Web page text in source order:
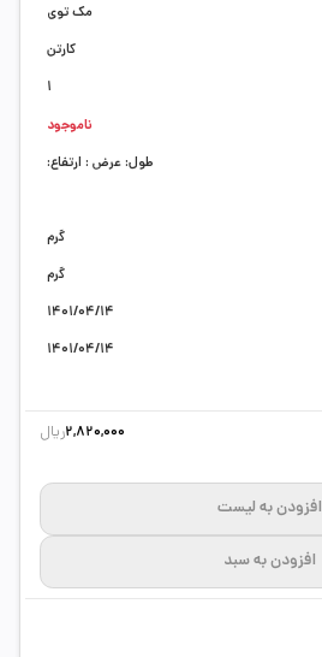
طول: عرض : ارتفاع:
گرم
گرم
1401/04/14
1401/04/14
مک توی
کارتن
1
ناموجود
2,820,000ریال
افزودن به لیست
افزودن به سبد